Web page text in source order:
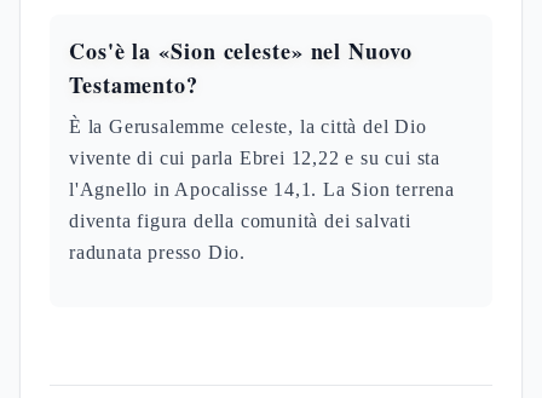
Cos'è la «Sion celeste» nel Nuovo
Testamento?
È la Gerusalemme celeste, la città del Dio
vivente di cui parla Ebrei 12,22 e su cui sta
l'Agnello in Apocalisse 14,1. La Sion terrena
diventa figura della comunità dei salvati
radunata presso Dio.